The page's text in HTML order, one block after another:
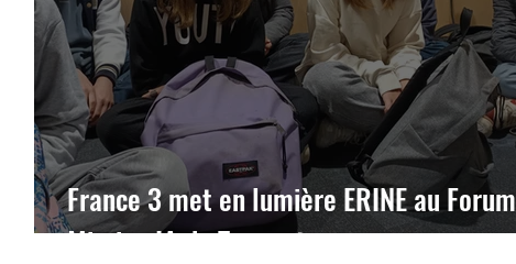
France 3 met en lumière ERINE au Forum
Mission IA du Touquet